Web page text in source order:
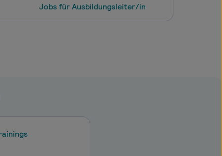
Jobs für Ausbildungsleiter/in